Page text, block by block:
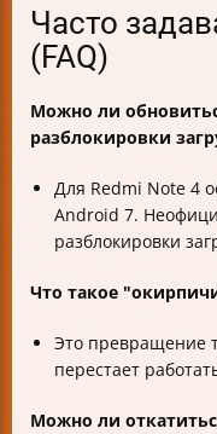
Часто
(FAQ)
Можно ли
разблокировки
Для Redmi Note 4
Android 7.
разблокировки
Что такое
Это превращение
перестает
Можно ли